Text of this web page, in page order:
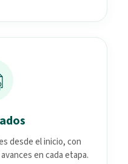
desde el inicio, con
en cada etapa.